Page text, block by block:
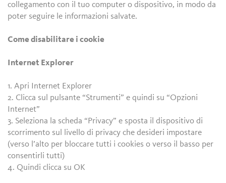
collegamento con il tuo computer o dispositivo, in modo da
poter seguire le informazioni salvate.
Come disabilitare i cookie
Internet Explorer
1. Apri Internet Explorer
2. Clicca sul pulsante “Strumenti” e quindi su “Opzioni
Internet”
3. Seleziona la scheda “Privacy” e sposta il dispositivo di
scorrimento sul livello di privacy che desideri impostare
(verso l’alto per bloccare tutti i cookies o verso il basso per
consentirli tutti)
4. Quindi clicca su OK